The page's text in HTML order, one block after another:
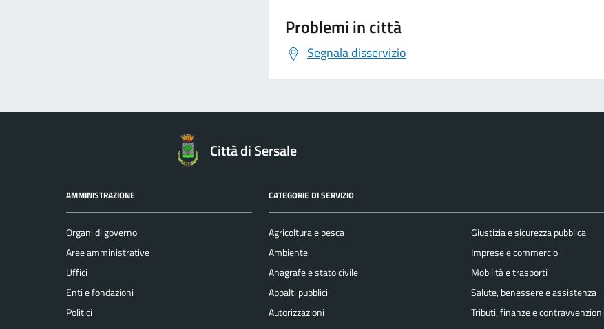
Problemi in città
Segnala disservizio
Città di Sersale
AMMINISTRAZIONE
Organi di governo
Aree amministrative
Uffici
Enti e fondazioni
Politici
CATEGORIE DI SERVIZIO
Agricoltura e pesca
Ambiente
Anagrafe e stato civile
Appalti pubblici
Autorizzazioni
Giustizia e sicurezza pubblica
Imprese e commercio
Mobilità e trasporti
Salute, benessere e assistenza
Tributi, finanze e contravvenzioni